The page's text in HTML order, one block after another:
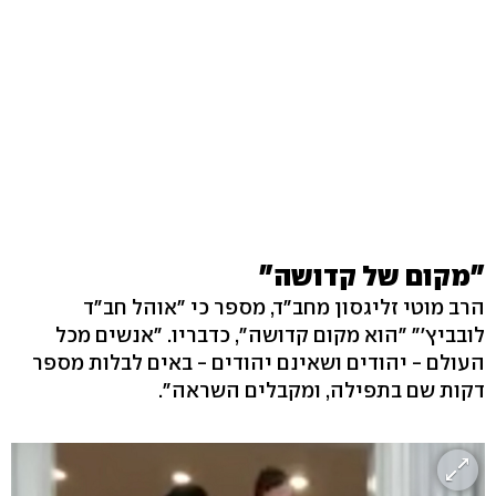
"מקום של קדושה"
הרב מוטי זליגסון מחב"ד, מספר כי "אוהל חב"ד
לובביץ'" "הוא מקום קדושה", כדבריו. "אנשים מכל
העולם - יהודים ושאינם יהודים - באים לבלות מספר
דקות שם בתפילה, ומקבלים השראה".